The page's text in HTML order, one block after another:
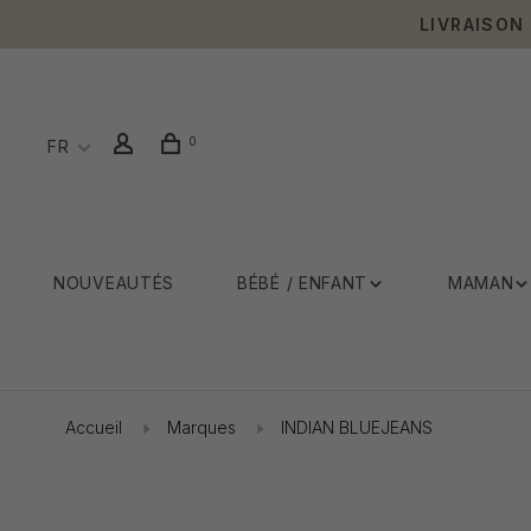
LIVRAISON
FR 0
NOUVEAUTÉS BÉBÉ / ENFANT MAMAN
Accueil Marques INDIAN BLUEJEANS